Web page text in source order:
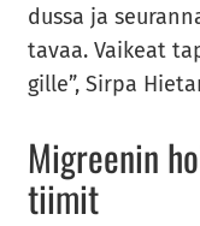
dus­sa ja
ta­vaa. Vai­keat
gil­le”, Sirpa
Migree­nin
tii­mit